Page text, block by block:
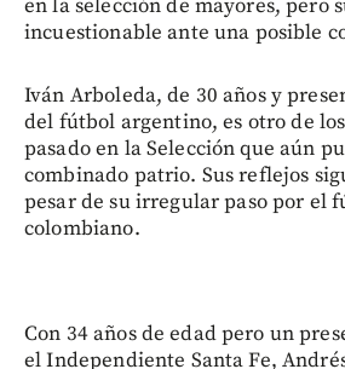
en la selección de mayores, pero
incuestionable ante una posible
Iván Arboleda, de 30 años y
del fútbol argentino, es otro de
pasado en la Selección que aún
combinado patrio. Sus reflejos
pesar de su irregular paso por el
colombiano.
Con 34 años de edad pero un
el Independiente Santa Fe,